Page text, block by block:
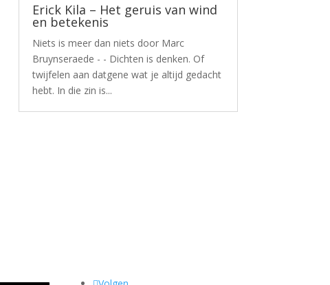
Erick Kila – Het geruis van wind
en betekenis
Niets is meer dan niets door Marc
Bruynseraede - - Dichten is denken. Of
twijfelen aan datgene wat je altijd gedacht
hebt. In die zin is...